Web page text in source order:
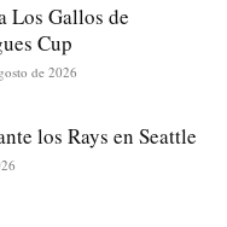
Los Gallos de
Cup
de 2026
los Rays en Seattle